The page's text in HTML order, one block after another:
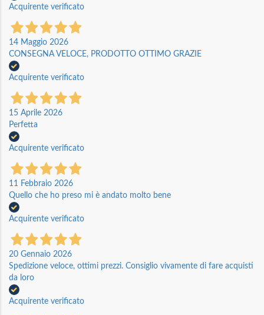
Acquirente verificato
14 Maggio 2026
CONSEGNA VELOCE, PRODOTTO OTTIMO GRAZIE
Acquirente verificato
15 Aprile 2026
Perfetta
Acquirente verificato
11 Febbraio 2026
Quello che ho preso mi è andato molto bene
Acquirente verificato
20 Gennaio 2026
Spedizione veloce, ottimi prezzi. Consiglio vivamente di fare acquisti
da loro
Acquirente verificato